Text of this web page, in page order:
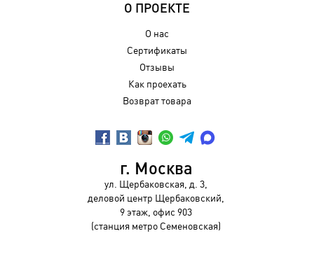
О ПРОЕКТЕ
О нас
Сертификаты
Отзывы
Как проехать
Возврат товара
г. Москва
ул. Щербаковская, д. 3,
деловой центр Щербаковский,
9 этаж, офис 903
(станция метро Семеновская)